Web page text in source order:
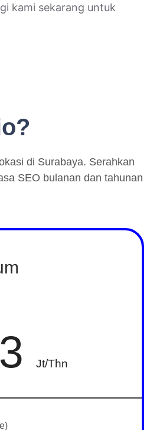
kami sekarang untuk
di Surabaya. Serahkan
SEO bulanan dan tahunan
Jt/Thn